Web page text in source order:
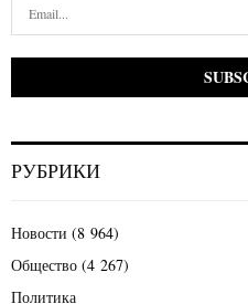
РУБРИКИ
Новости (8 964)
Общество (4 267)
Политика